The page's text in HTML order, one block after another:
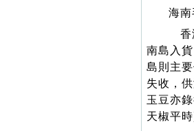
海
香
南島入
島則主
失收，
玉豆亦
天椒平